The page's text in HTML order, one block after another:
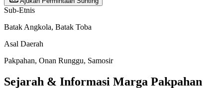
Sub-Etnis
Batak Angkola, Batak Toba
Asal Daerah
Pakpahan, Onan Runggu, Samosir
Sejarah & Informasi Marga Pakpahan